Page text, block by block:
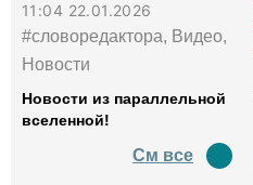
11:04 22.01.2026
#словоредактора, Видео,
Новости
Новости из параллельной
вселенной!
См все